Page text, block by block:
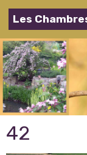
Les
42